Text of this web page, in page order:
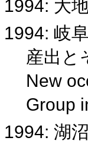
1994: 大
1994: 岐
産出と
New
Group
1994: 湖